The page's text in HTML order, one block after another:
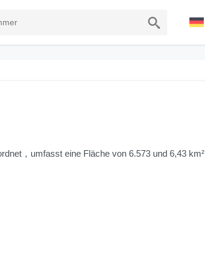
，umfasst eine Fläche von 6.573 und 6,43 km²